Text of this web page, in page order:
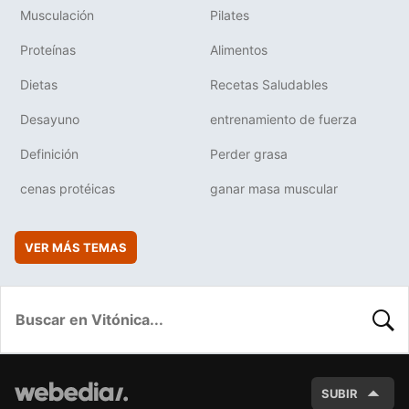
Musculación Pilates
Proteínas Alimentos
Dietas Recetas Saludables
Desayuno entrenamiento de fuerza
Definición Perder grasa
cenas protéicas ganar masa muscular
VER MÁS TEMAS
SUBIR